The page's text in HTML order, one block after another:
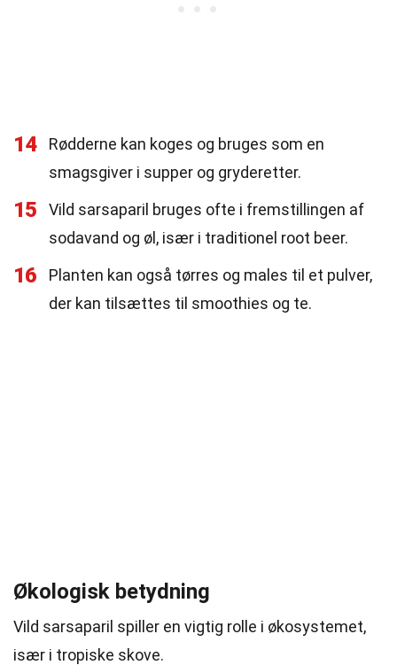
14
Rødderne kan koges og bruges som en
smagsgiver i supper og gryderetter.
15
Vild sarsaparil bruges ofte i fremstillingen af
sodavand og øl, især i traditionel root beer.
16
Planten kan også tørres og males til et pulver,
der kan tilsættes til smoothies og te.
Økologisk betydning
Vild sarsaparil spiller en vigtig rolle i økosystemet,
især i tropiske skove.